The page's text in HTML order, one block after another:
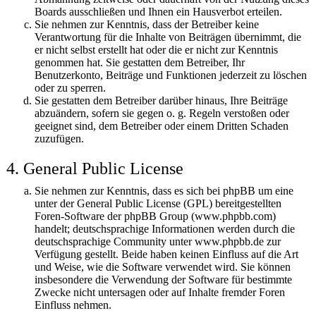
Boards ausschließen und Ihnen ein Hausverbot erteilen.
Sie nehmen zur Kenntnis, dass der Betreiber keine
Verantwortung für die Inhalte von Beiträgen übernimmt, die
er nicht selbst erstellt hat oder die er nicht zur Kenntnis
genommen hat. Sie gestatten dem Betreiber, Ihr
Benutzerkonto, Beiträge und Funktionen jederzeit zu löschen
oder zu sperren.
Sie gestatten dem Betreiber darüber hinaus, Ihre Beiträge
abzuändern, sofern sie gegen o. g. Regeln verstoßen oder
geeignet sind, dem Betreiber oder einem Dritten Schaden
zuzufügen.
4. General Public License
Sie nehmen zur Kenntnis, dass es sich bei phpBB um eine
unter der General Public License (GPL) bereitgestellten
Foren-Software der phpBB Group (www.phpbb.com)
handelt; deutschsprachige Informationen werden durch die
deutschsprachige Community unter www.phpbb.de zur
Verfügung gestellt. Beide haben keinen Einfluss auf die Art
und Weise, wie die Software verwendet wird. Sie können
insbesondere die Verwendung der Software für bestimmte
Zwecke nicht untersagen oder auf Inhalte fremder Foren
Einfluss nehmen.